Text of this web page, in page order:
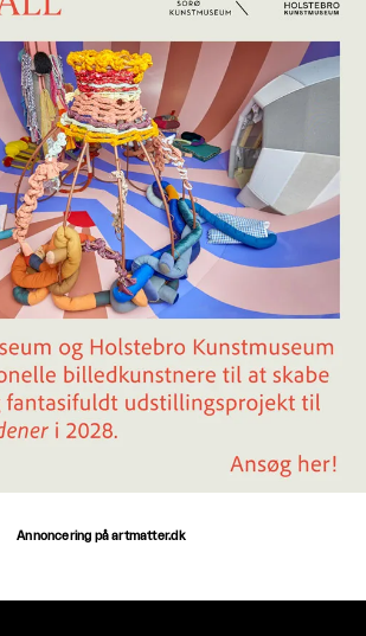
Annoncering på artmatter.dk